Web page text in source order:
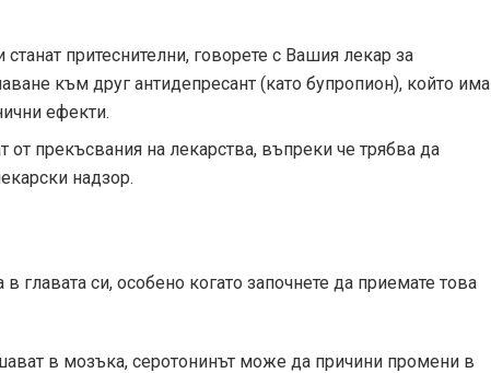
притеснителни, говорете с Вашия лекар за
към друг антидепресант (като бупропион), който има
ефекти.
от прекъсвания на лекарства, въпреки че трябва да
надзор.
главата си, особено когато започнете да приемате това
в мозъка, серотонинът може да причини промени в